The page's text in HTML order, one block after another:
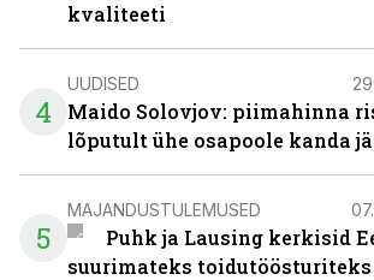
kvaliteeti
4
UUDISED
Maido Solovjov: piimahinna
lõputult ühe osapoole kanda
5
MAJANDUSTULEMUSED
Puhk ja Lausing kerkisid
suurimateks toidutöösturiteks